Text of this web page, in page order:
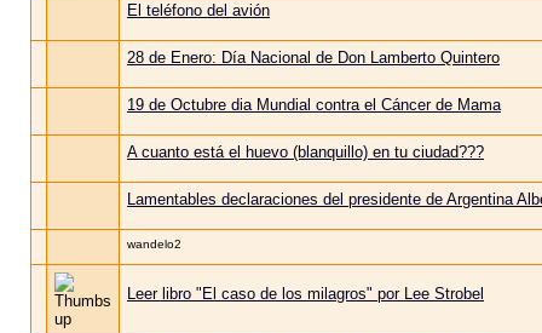
El teléfono del avión
28 de Enero: Día Nacional de Don Lamberto Quintero
19 de Octubre dia Mundial contra el Cáncer de Mama
A cuanto está el huevo (blanquillo) en tu ciudad???
Lamentables declaraciones del presidente de Argentina
wandelo2
Leer libro "El caso de los milagros" por Lee Strobel